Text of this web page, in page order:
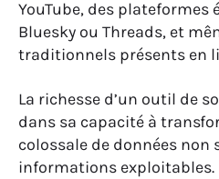
YouTube, des plateformes
Bluesky ou Threads, et
traditionnels présents en
La richesse d’un outil de
dans sa capacité à
colossale de données non
informations exploitables.